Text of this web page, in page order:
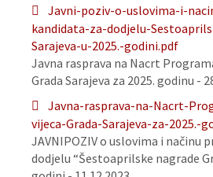
Javni-poziv-o-uslovima-i-
kandidata-za-dodjelu-
Sarajeva-u-2025.-godini.pdf
Javna rasprava na Nacrt
Grada Sarajeva za 2025. godinu -
Javna-rasprava-na-Nacrt-
vijeca-Grada-Sarajeva-za-2025.-
JAVNIPOZIV o uslovima i načinu
dodjelu “Šestoaprilske nagrade